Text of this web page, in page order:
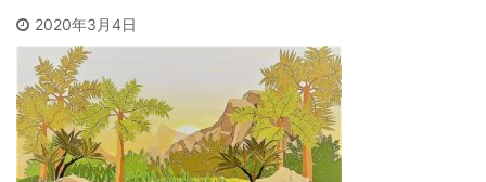
2020年3月4日